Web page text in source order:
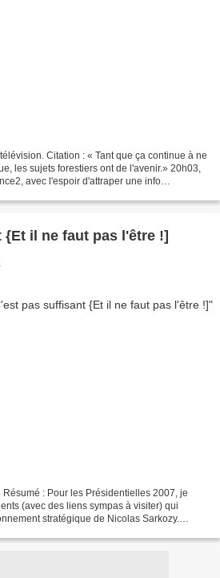
Citation : « Tant que ça continue à ne
les sujets forestiers ont de l'avenir.» 20h03,
avec l'espoir d'attraper une info
il ne faut pas l'être !]
: Pour les Présidentielles 2007, je
(avec des liens sympas à visiter) qui
stratégique de Nicolas Sarkozy.